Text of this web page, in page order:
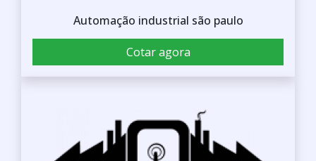
Automação industrial são paulo
Cotar agora